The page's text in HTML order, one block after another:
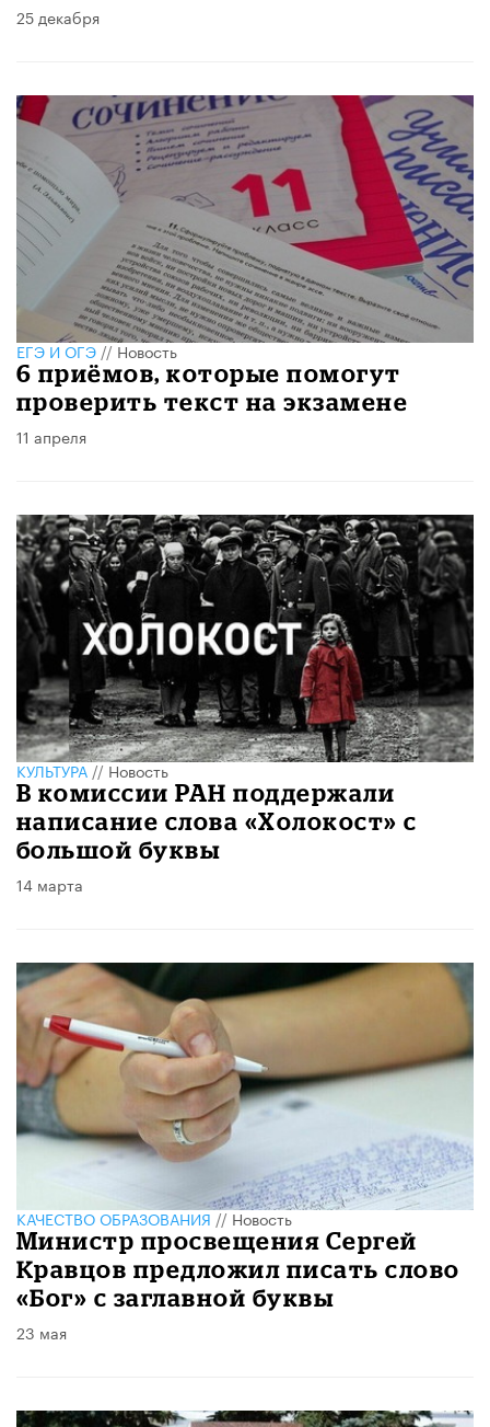
25 декабря
ЕГЭ И ОГЭ//Новость
6 приёмов, которые помогут
проверить текст на экзамене
11 апреля
КУЛЬТУРА//Новость
В комиссии РАН поддержали
написание слова «Холокост» с
большой буквы
14 марта
КАЧЕСТВО ОБРАЗОВАНИЯ//Новость
Министр просвещения Сергей
Кравцов предложил писать слово
«Бог» с заглавной буквы
23 мая